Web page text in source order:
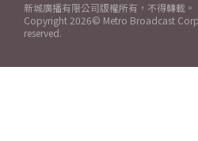
新城廣播有限公司版權所有，不得轉載。
Copyright 2026© Metro Broadcast
reserved.